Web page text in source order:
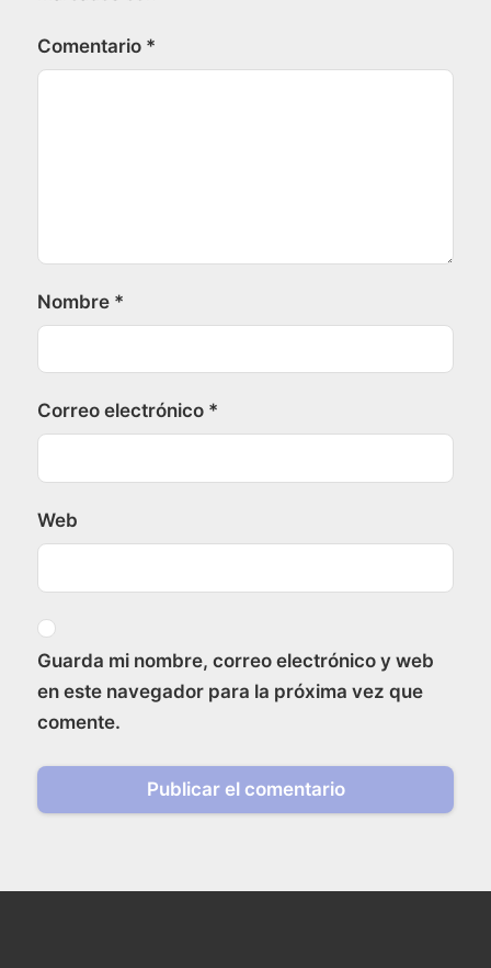
Comentario *
Nombre *
Correo electrónico *
Web
Guarda mi nombre, correo electrónico y web
en este navegador para la próxima vez que
comente.